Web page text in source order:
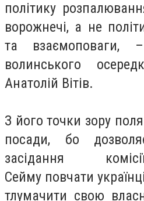
політику
ворожнечі, а не
та взаємоповаги,
волинського
Анатолій Вітів.
З його точки зору
посади, бо
засідання
Сейму повчати
тлумачити свою